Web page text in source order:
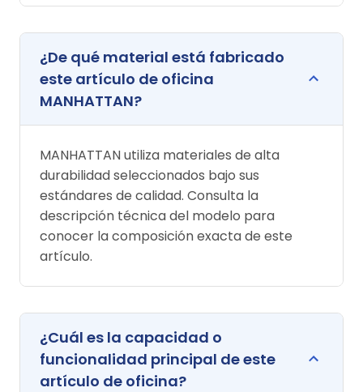
¿De qué material está fabricado
este artículo de oficina
MANHATTAN?
MANHATTAN utiliza materiales de alta
durabilidad seleccionados bajo sus
estándares de calidad. Consulta la
descripción técnica del modelo para
conocer la composición exacta de este
artículo.
¿Cuál es la capacidad o
funcionalidad principal de este
artículo de oficina?